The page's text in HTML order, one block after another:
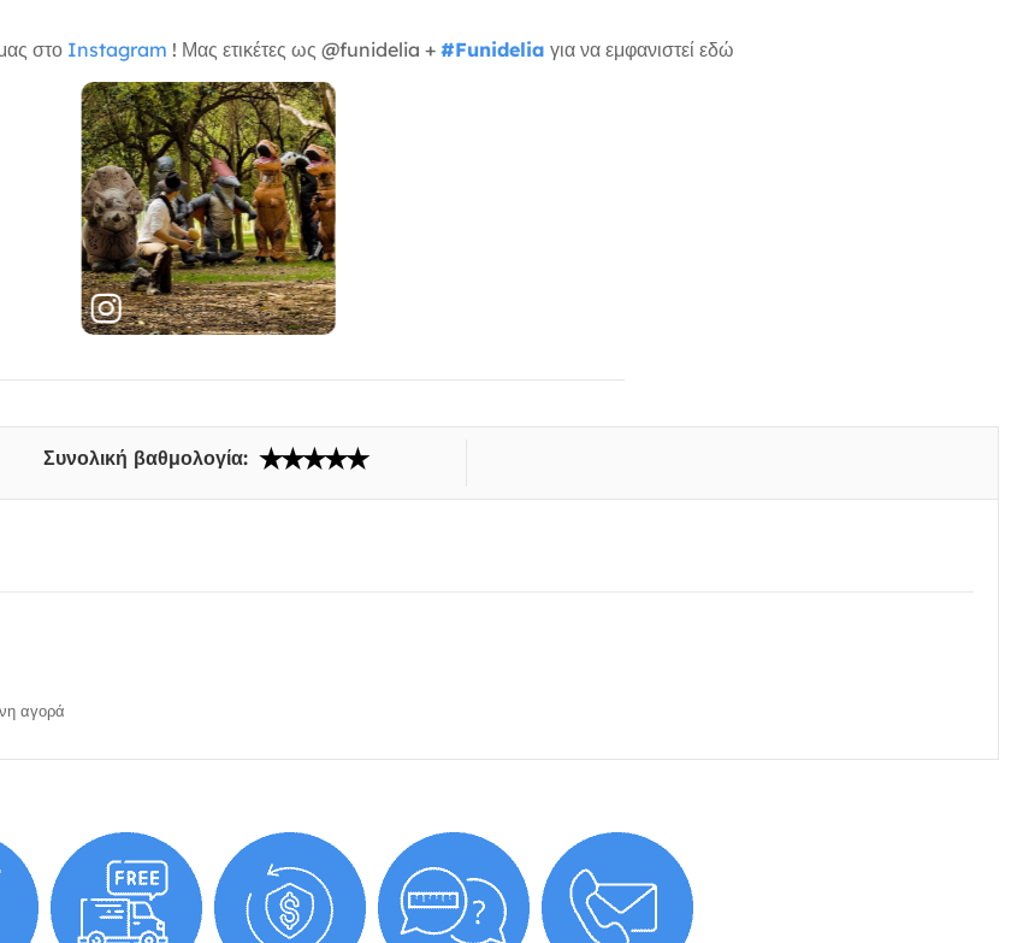
στο Instagram ! Μας ετικέτες ως @funidelia + #Funidelia για να εμφανιστεί εδώ
Συνολική βαθμολογία:
αγορά